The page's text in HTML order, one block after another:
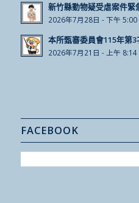
新竹縣動物疑受虐案件緊
2026年7月28日 - 下午 5:00
本所甄審委員會115年第
2026年7月21日 - 上午 8:14
FACEBOOK